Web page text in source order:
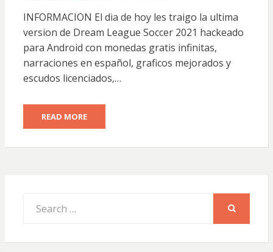
INFORMACION El dia de hoy les traigo la ultima
version de Dream League Soccer 2021 hackeado
para Android con monedas gratis infinitas,
narraciones en español, graficos mejorados y
escudos licenciados,…
READ MORE
for: